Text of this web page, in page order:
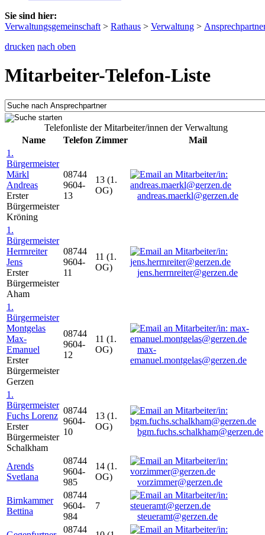
Sie sind hier:
Verwaltungsgemeinschaft > Rathaus > Verwaltung >
drucken nach oben
Mitarbeiter-Telefon-Liste
Telefonliste der Mitarbeiter/innen der Verwaltung
Name
Telefon Zimmer
Mail
1.
Bürgermeister
Märkl
Andreas
Erster
Bürgermeister
Kröning
08744
9604-
13
13 (1.
OG)
andreas.maerkl@gerzen.de
1.
Bürgermeister
Herrnreiter
Jens
Erster
Bürgermeister
Aham
08744
9604-
11
11 (1.
OG)
jens.herrnreiter@gerzen.de
1.
Bürgermeister
Montgelas
Max-
Emanuel
Erster
Bürgermeister
Gerzen
08744
9604-
12
11 (1.
OG)
max-
emanuel.montgelas@gerzen.de
1.
Bürgermeister
Fuchs Lorenz
Erster
Bürgermeister
Schalkham
08744
9604-
10
13 (1.
OG)
bgm.fuchs.schalkham@gerzen.de
Arends
Svetlana
08744
9604-
985
14 (1.
OG)
vorzimmer@gerzen.de
Birnkammer
Bettina
08744
9604-
984
7
steueramt@gerzen.de
08744